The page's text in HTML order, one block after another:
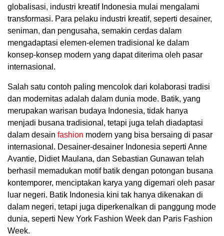
globalisasi, industri kreatif Indonesia mulai mengalami
transformasi. Para pelaku industri kreatif, seperti desainer,
seniman, dan pengusaha, semakin cerdas dalam
mengadaptasi elemen-elemen tradisional ke dalam
konsep-konsep modern yang dapat diterima oleh pasar
internasional.
Salah satu contoh paling mencolok dari kolaborasi tradisi
dan modernitas adalah dalam dunia mode. Batik, yang
merupakan warisan budaya Indonesia, tidak hanya
menjadi busana tradisional, tetapi juga telah diadaptasi
dalam desain fashion modern yang bisa bersaing di pasar
internasional. Desainer-desainer Indonesia seperti Anne
Avantie, Didiet Maulana, dan Sebastian Gunawan telah
berhasil memadukan motif batik dengan potongan busana
kontemporer, menciptakan karya yang digemari oleh pasar
luar negeri. Batik Indonesia kini tak hanya dikenakan di
dalam negeri, tetapi juga diperkenalkan di panggung mode
dunia, seperti New York Fashion Week dan Paris Fashion
Week.